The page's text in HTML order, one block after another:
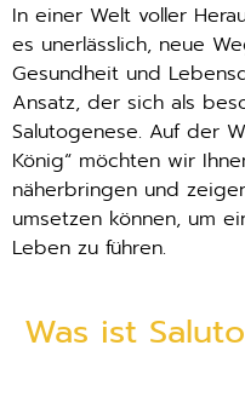
In einer Welt voller
es unerlässlich, neue
Gesundheit und
Ansatz, der sich als
Salutogenese. Auf der
König“ möchten wir
näherbringen und
umsetzen können, um
Leben zu führen.
Was ist